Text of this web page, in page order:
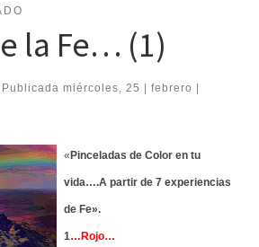
la Fe… (1)
Publicada miércoles, 25 | febrero |
«Pinceladas de Color en tu
vida….A partir de 7 experiencias
de Fe».
1…Rojo…